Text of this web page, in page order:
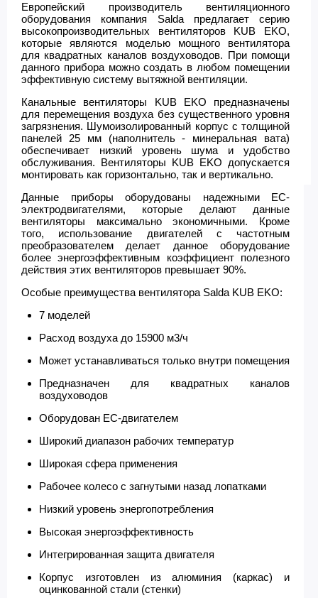
Европейский производитель вентиляционного
оборудования компания Salda предлагает серию
высокопроизводительных вентиляторов KUB EKO,
которые являются моделью мощного вентилятора
для квадратных каналов воздуховодов. При помощи
данного прибора можно создать в любом помещении
эффективную систему вытяжной вентиляции.
Канальные вентиляторы KUB EKO предназначены
для перемещения воздуха без существенного уровня
загрязнения. Шумоизолированный корпус с толщиной
панелей 25 мм (наполнитель - минеральная вата)
обеспечивает низкий уровень шума и удобство
обслуживания. Вентиляторы KUB EKO допускается
монтировать как горизонтально, так и вертикально.
Данные приборы оборудованы надежными ЕС-
электродвигателями, которые делают данные
вентиляторы максимально экономичными. Кроме
того, использование двигателей с частотным
преобразователем делает данное оборудование
более энергоэффективным коэффициент полезного
действия этих вентиляторов превышает 90%.
Особые преимущества вентилятора Salda KUB EKO:
7 моделей
Расход воздуха до 15900 м3/ч
Может устанавливаться только внутри помещения
Предназначен для квадратных каналов
воздуховодов
Оборудован ЕС-двигателем
Широкий диапазон рабочих температур
Широкая сфера применения
Рабочее колесо с загнутыми назад лопатками
Низкий уровень энергопотребления
Высокая энергоэффективность
Интегрированная защита двигателя
Корпус изготовлен из алюминия (каркас) и
оцинкованной стали (стенки)